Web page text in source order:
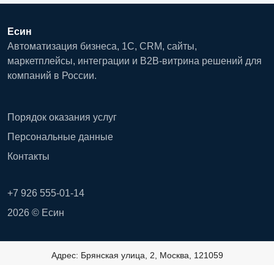
Есин
Автоматизация бизнеса, 1С, CRM, сайты,
маркетплейсы, интеграции и B2B-витрина решений для
компаний в России.
Порядок оказания услуг
Персональные данные
Контакты
+7 926 555-01-14
2026 © Есин
Адрес: Брянская улица, 2, Москва, 121059